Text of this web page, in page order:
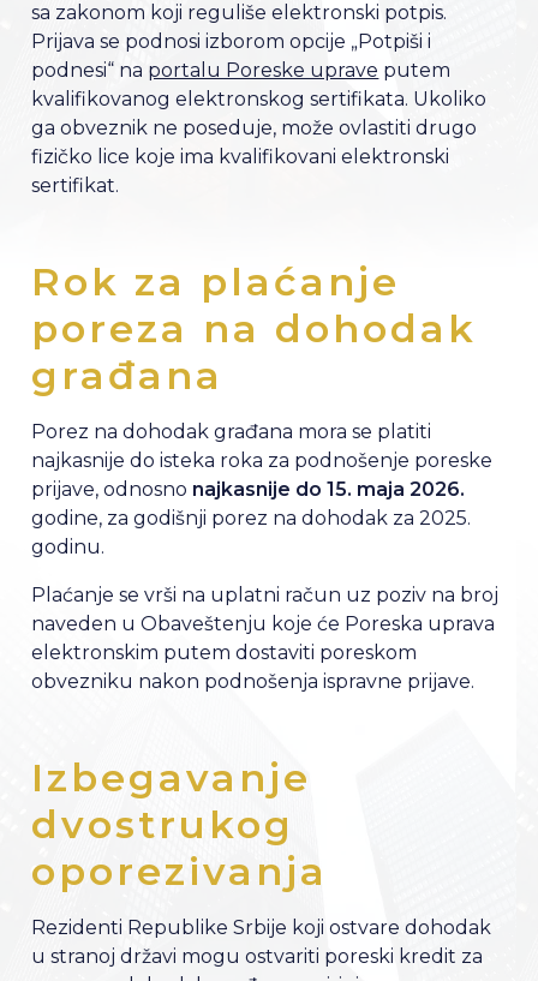
sa zakonom koji reguliše elektronski potpis.
Prijava se podnosi izborom opcije „Potpiši i
podnesi“ na portalu Poreske uprave putem
kvalifikovanog elektronskog sertifikata. Ukoliko
ga obveznik ne poseduje, može ovlastiti drugo
fizičko lice koje ima kvalifikovani elektronski
sertifikat.
Rok za plaćanje
poreza na dohodak
građana
Porez na dohodak građana mora se platiti
najkasnije do isteka roka za podnošenje poreske
prijave, odnosno najkasnije do 15. maja 2026.
godine, za godišnji porez na dohodak za 2025.
godinu.
Plaćanje se vrši na uplatni račun uz poziv na broj
naveden u Obaveštenju koje će Poreska uprava
elektronskim putem dostaviti poreskom
obvezniku nakon podnošenja ispravne prijave.
Izbegavanje
dvostrukog
oporezivanja
Rezidenti Republike Srbije koji ostvare dohodak
u stranoj državi mogu ostvariti poreski kredit za